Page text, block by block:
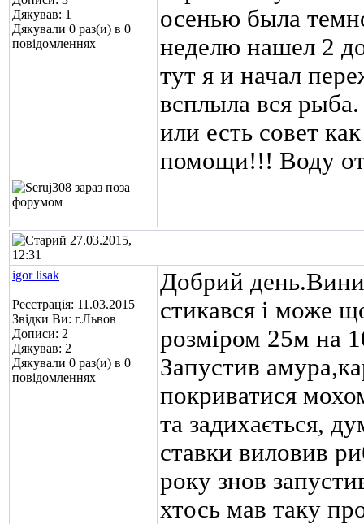
Дякував: 1
Дякували 0 раз(и) в 0
повідомленнях
осенью была
неделю нашел 2
тут я и начал
всплыла вся
или есть совет
помощи!!! Воду
27.03.2015,
12:31
igor lisak
Реєстрація: 11.03.2015
Звідки Ви: г.Львов
Дописи: 2
Дякував: 2
Дякували 0 раз(и) в 0
повідомленнях
Добрий
стикався і може
розміром 25м на
Запустив
покриватися
та задихається,
ставки виловив
року знов
хтось мав таку